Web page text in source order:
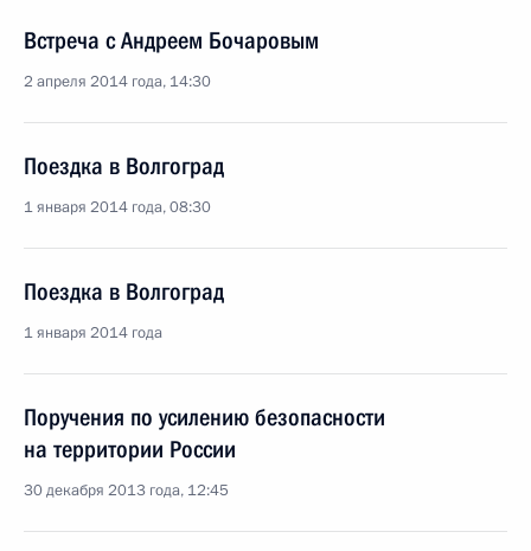
Встреча с Андреем Бочаровым
2 апреля 2014 года, 14:30
Поездка в Волгоград
1 января 2014 года, 08:30
Поездка в Волгоград
1 января 2014 года
Поручения по усилению безопасности
на территории России
30 декабря 2013 года, 12:45